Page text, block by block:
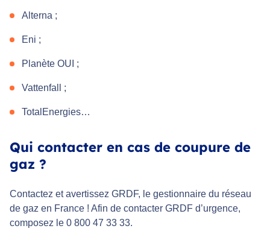
Alterna ;
Eni ;
Planète OUI ;
Vattenfall ;
TotalEnergies…
Qui contacter en cas de coupure de
gaz ?
Contactez et avertissez GRDF, le gestionnaire du réseau
de gaz en France ! Afin de contacter GRDF d’urgence,
composez le 0 800 47 33 33.